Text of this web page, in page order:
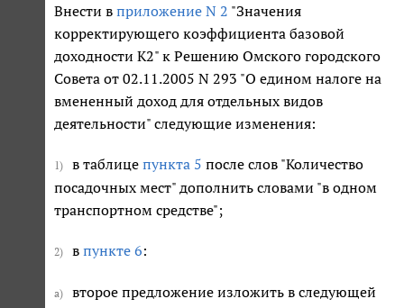
Внести в приложение N 2 "Значения
корректирующего коэффициента базовой
доходности К2" к Решению Омского городского
Совета от 02.11.2005 N 293 "О едином налоге на
вмененный доход для отдельных видов
деятельности" следующие изменения:
1) в таблице пункта 5 после слов "Количество
посадочных мест" дополнить словами "в одном
транспортном средстве";
2) в пункте 6:
а)
второе предложение изложить в следующей